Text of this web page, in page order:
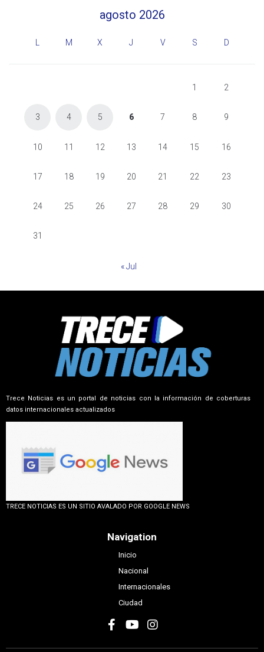
agosto 2026
M X J V S D
1 2
3 4 5 6 7 8 9
10 11 12 13 14 15 16
17 18 19 20 21 22 23
24 25 26 27 28 29 30
31
« Jul
Trece Noticias es un portal de noticias con la información de coberturas
datos internacionales actualizados
TRECE NOTICIAS ES UN SITIO AVALADO POR GOOGLE NEWS
Navigation
Inicio
Nacional
Internacionales
Ciudad